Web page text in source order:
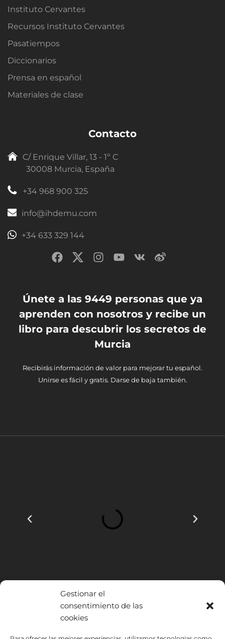
Gestionar el
consentimiento de las
cookies
Instituto Cervantes
Recursos Instituto Cervantes
Pasatiempos
Diccionarios
Prensa en español
Materiales de clase
Contacto
C/ Enrique Villar, 13 - 1º C
30008 Murcia, España
+34 968 900 325
info@ihdemu.com
+34 633 329 144
Únete a las 9449 personas que ya
aprenden con nosotros y recibe un
libro para descubrir los secretos de
Murcia
Recibirás información de valor para mejorar tu español.
Unirse es fácil y gratis. Darse de baja también.
INSTITUTO HISPANICO DE MURCIA, SOCIEDAD LIMITADA ha sido